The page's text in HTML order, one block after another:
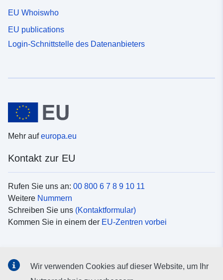
EU Whoiswho
EU publications
Login-Schnittstelle des Datenanbieters
Mehr aufeuropa.eu
Kontakt zur EU
Rufen Sie uns an: 00 800 6 7 8 9 10 11
Weitere Nummern
Schreiben Sie uns (Kontaktformular)
Kommen Sie in einem der EU-Zentren vorbei
Wir verwenden Cookies auf dieser Website, um Ihr